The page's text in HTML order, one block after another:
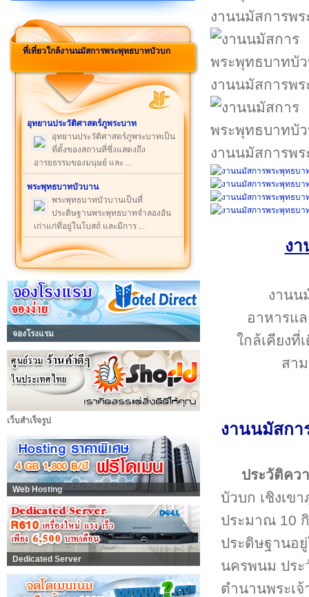
ที่เที่ยวใกล้งานนมัสการพระพุทธบาทบัวบก
อุทยานประวัติศาสตร์ภูพระบาท
อุทยานประวัติศาสตร์ภูพระบาทเป็น
ที่ตั้งของสถานที่ซึ่งแสดงถึง
อารยธรรมของมนุษย์ และ ...
พระพุทธบาทบัวบาน
พระพุทธบาทบัวบานเป็นที่
ประดิษฐานพระพุทธบาทจำลองอัน
เก่าแก่ที่อยู่ในโบสถ์ และมีการ ...
จองโรงแรม
เว็บสำเร็จรูป
Web Hosting
Dedicated Server
งานนมัสการพ
งานนมัสการพ
งานนมัสการพ
ง
งานน
อาหารแ
ใกล้เคียงที่
สา
งานนมัสกา
ประวัติคว
บัวบก เชิงเข
ประมาณ 10
ประดิษฐานอ
นครพนม ประ
ตำนานพระเจ้